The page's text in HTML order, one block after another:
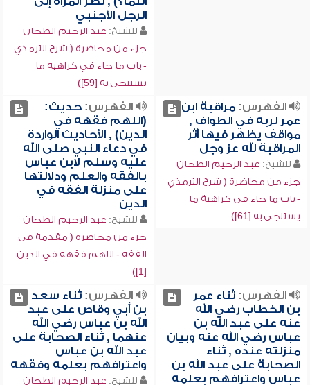
الرجل الأجنبي
للشيخ: عبد الرحيم الطحان
جزء من محاضرة ( شرح الترمذي
- باب ما جاء في كراهية ما
يستنجى به [59])
الفهرس:مراقبة ابن
عمر لربه في الطواف ,
مواقف يظهر فيها أثر
المراقبة لله عز وجل
للشيخ: عبد الرحيم الطحان
جزء من محاضرة ( شرح الترمذي
- باب ما جاء في كراهية ما
يستنجى به [61])
الفهرس:حديث:
(اللهم فقهه في
الدين) , الأحاديث الواردة
في دعاء النبي صلى الله
عليه وسلم لابن عباس
بالفقه والعلم ودلالتها
على منزلة الفقه في
الدين
للشيخ: عبد الرحيم الطحان
جزء من محاضرة ( مقدمة في
الفقه - اللهم فقهه في الدين
[1])
الفهرس:ثناء عمر
بن الخطاب رضي الله
عنه على عبد الله بن
عباس رضي الله عنه وبيان
منزلته عنده , ثناء
الصحابة على عبد الله بن
عباس واعترافهم بعلمه
الفهرس:ثناء سعد
بن أبي وقاص على عبد
الله بن عباس رضي الله
عنهما , ثناء الصحابة على
عبد الله بن عباس
واعترافهم بعلمه وفقهه
للشيخ: عبد الرحيم الطحان